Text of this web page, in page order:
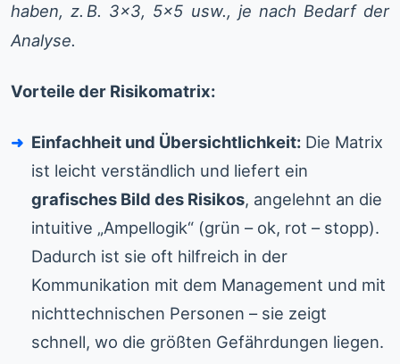
haben, z. B. 3×3, 5×5 usw., je nach Bedarf der
Analyse.
Vorteile der Risikomatrix:
Einfachheit und Übersichtlichkeit: Die Matrix
ist leicht verständlich und liefert ein
grafisches Bild des Risikos, angelehnt an die
intuitive „Ampellogik“ (grün – ok, rot – stopp).
Dadurch ist sie oft hilfreich in der
Kommunikation mit dem Management und mit
nichttechnischen Personen – sie zeigt
schnell, wo die größten Gefährdungen liegen.